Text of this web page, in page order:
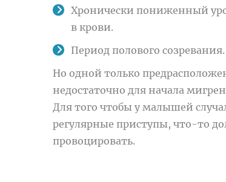
Хронически пониженный
в крови.
Период полового созревания.
Но одной только
недостаточно для начала
Для того чтобы у малышей
регулярные приступы, что-то
провоцировать.